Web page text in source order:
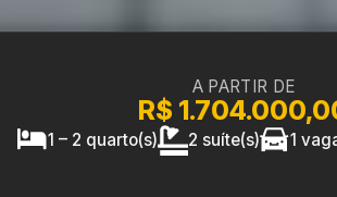
A PARTIR DE
R$
1 – 2 quarto(s) 2 suíte(s) 1